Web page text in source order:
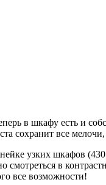
в шкафу есть и
сохранит все мелочи,
узких шкафов
в
все возможности!